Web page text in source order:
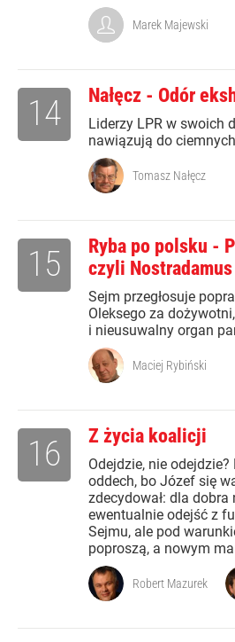
Marek Majewski
Nałęcz - Odór
Liderzy LPR w swoich
nawiązują do
14
Tomasz Nałęcz
Ryba po polsku -
czyli
Sejm przegłosuje
Oleksego za
i nieusuwalny organ
15
Maciej Rybiński
Z życia koalicji
Odejdzie, nie
oddech, bo Józef się
zdecydował: dla dobra
ewentualnie odejść z
Sejmu, ale pod
poproszą, a nowym
16
Robert Mazurek